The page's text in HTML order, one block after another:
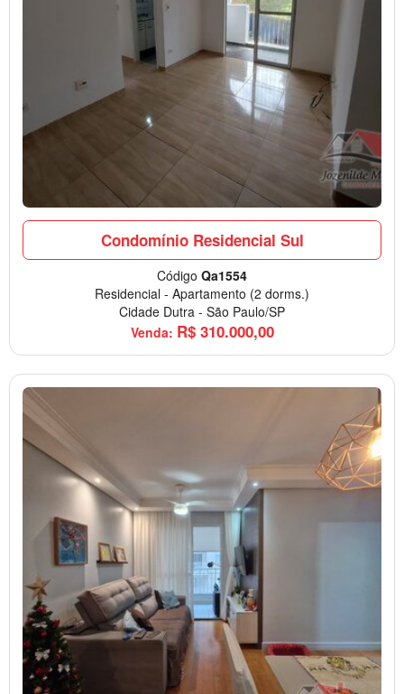
Condomínio Residencial Sul
Código Qa1554
Residencial - Apartamento (2 dorms.)
Cidade Dutra - São Paulo/SP
Venda: R$ 310.000,00